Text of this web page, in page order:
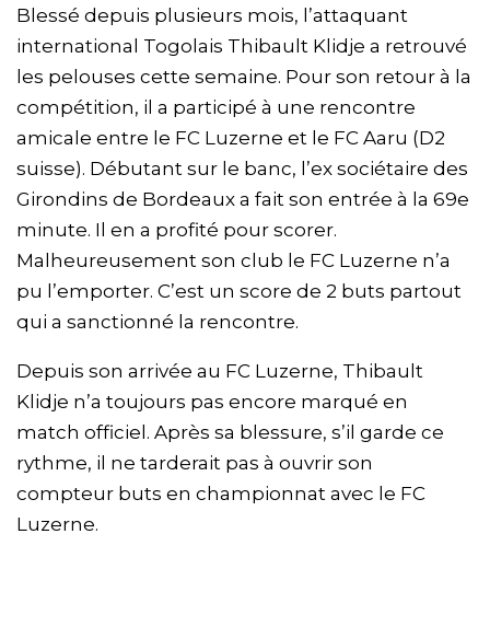
Blessé depuis plusieurs mois, l’attaquant
international Togolais Thibault Klidje a retrouvé
les pelouses cette semaine. Pour son retour à la
compétition, il a participé à une rencontre
amicale entre le FC Luzerne et le FC Aaru (D2
suisse). Débutant sur le banc, l’ex sociétaire des
Girondins de Bordeaux a fait son entrée à la 69e
minute. Il en a profité pour scorer.
Malheureusement son club le FC Luzerne n’a
pu l’emporter. C’est un score de 2 buts partout
qui a sanctionné la rencontre.
Depuis son arrivée au FC Luzerne, Thibault
Klidje n’a toujours pas encore marqué en
match officiel. Après sa blessure, s’il garde ce
rythme, il ne tarderait pas à ouvrir son
compteur buts en championnat avec le FC
Luzerne.